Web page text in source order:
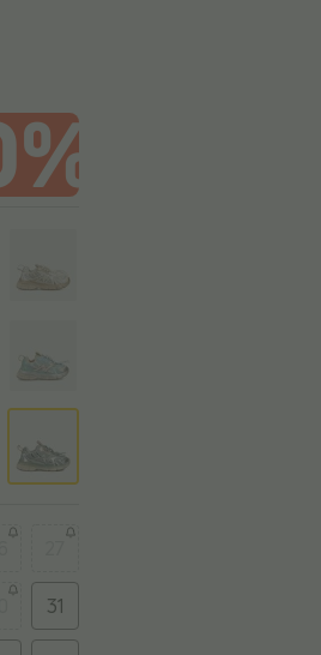
31